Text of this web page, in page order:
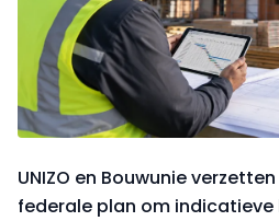
UNIZO en Bouwunie
federale plan om indicatieve